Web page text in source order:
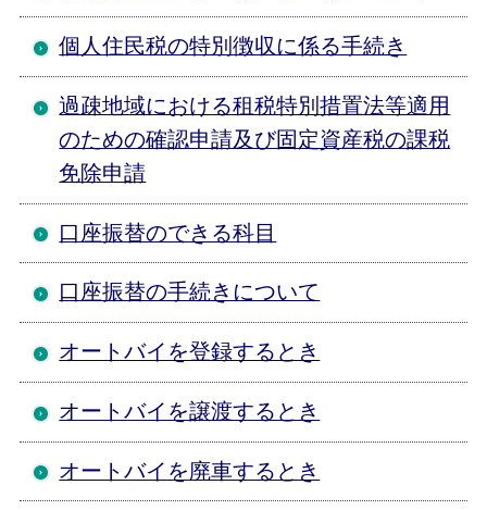
個人住民税の特別徴収に係る手続き
過疎地域における租税特別措置法等適用
のための確認申請及び固定資産税の課税
免除申請
口座振替のできる科目
口座振替の手続きについて
オートバイを登録するとき
オートバイを譲渡するとき
オートバイを廃車するとき